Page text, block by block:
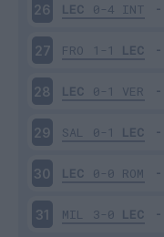
26 LEC 0-4 INT
27 FRO 1-1 LEC
28 LEC 0-1 VER
29 SAL 0-1 LEC
30 LEC 0-0 ROM
31 MIL 3-0 LEC